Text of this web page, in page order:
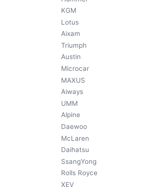
KGM
Lotus
Aixam
Triumph
Austin
Microcar
MAXUS
Aiways
UMM
Alpine
Daewoo
McLaren
Daihatsu
SsangYong
Rolls Royce
XEV